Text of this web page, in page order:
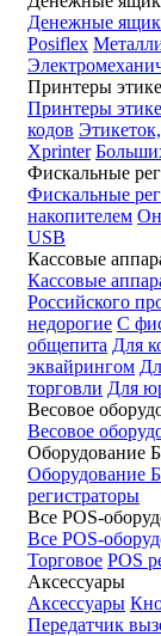
Денежные
Posiflex
Принтеры
Принтеры
кодов
Xprinter
Фискальные
Фискальные
накопителем
USB
Кассовые
Кассовые
Российского
недорогие С
общепита Для
эквайрингом
торговли Для
Весовое
Весовое
Оборудование
Оборудование
регистраторы
Все POS-
Все POS-
Торговое POS
Аксессуары
Аксессуары
Передатчик